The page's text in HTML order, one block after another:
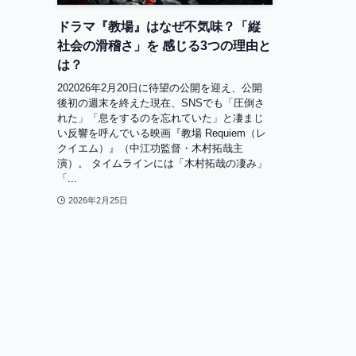
ドラマ『教場』はなぜ不気味？「縦
社会の滑稽さ」を 感じる3つの理由と
は？
202026年2月20日に待望の公開を迎え、公開
後初の週末を終えた現在、SNSでも「圧倒さ
れた」「息をするのを忘れていた」と凄まじ
い反響を呼んでいる映画『教場 Requiem（レ
クイエム）』（中江功監督・木村拓哉主
演）。 タイムラインには「木村拓哉の凄み」
「...
2026年2月25日